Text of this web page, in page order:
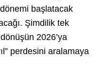
başlatacak
Şimdilik tek
2026’ya
perdesini aralamaya